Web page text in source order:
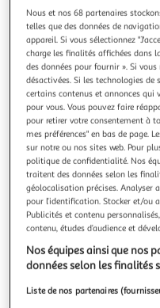
5.0 (1)
QILIVE
Congélateur coffre
Congélateur convertible
En savoir +
Garantie fabricant: 5 ans
Vendu parAuchan
Livr. ou retrait dès
Plus d'options
149,99€
Nous et nos 68 partenaires
telles que des données de
appareil. Si vous sélectionnez
charge les finalités affichées dans
des données pour fournir ». Si
désactivées. Si les technologies
certains contenus et annonces qui
pour vous. Vous pouvez faire
pour retirer votre consentement à
mes préférences" en bas de page.
sur notre ou nos sites web. Pour
politique de confidentialité. Nos
traitent des données selon les
géolocalisation précises. Analyser
pour l’identification. Stocker et/ou
Publicités et contenu
contenu, études d’audience et
Nos équipes ainsi que nos
données selon les finalités
Liste de nos partenaires